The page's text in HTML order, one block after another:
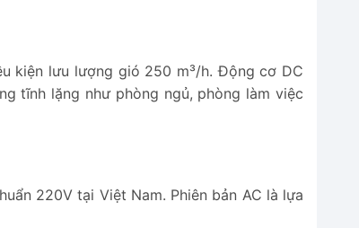
kiện lưu lượng gió 250 m³/h. Động cơ DC
tĩnh lặng như phòng ngủ, phòng làm việc
220V tại Việt Nam. Phiên bản AC là lựa